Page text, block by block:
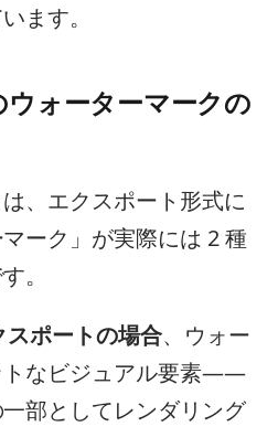
ます。
ォーターマークの
、エクスポート形式に
ーク」が実際には 2 種
。
スポートの場合、ウォー
トなビジュアル要素——
部としてレンダリング